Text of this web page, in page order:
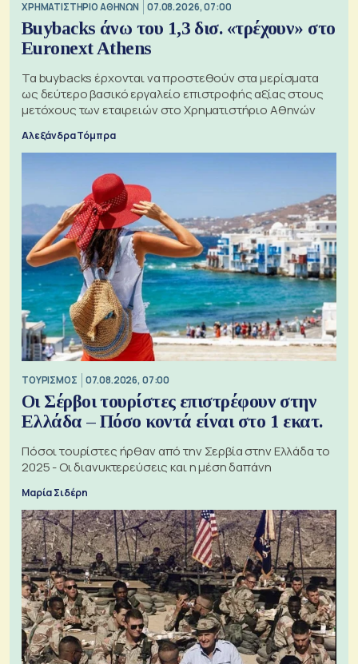
XΡΗΜΑΤΙΣΤΗΡΙΟ ΑΘΗΝΩΝ 07.08.2026, 07:00
Buybacks άνω του 1,3 δισ. «τρέχουν» στο
Euronext Athens
Τα buybacks έρχονται να προστεθούν στα μερίσματα
ως δεύτερο βασικό εργαλείο επιστροφής αξίας στους
μετόχους των εταιρειών στο Χρηματιστήριο Αθηνών
Αλεξάνδρα Τόμπρα
ΤΟΥΡΙΣΜΟΣ 07.08.2026, 07:00
Οι Σέρβοι τουρίστες επιστρέφουν στην
Ελλάδα – Πόσο κοντά είναι στο 1 εκατ.
Πόσοι τουρίστες ήρθαν από την Σερβία στην Ελλάδα το
2025 - Οι διανυκτερεύσεις και η μέση δαπάνη
Μαρία Σιδέρη